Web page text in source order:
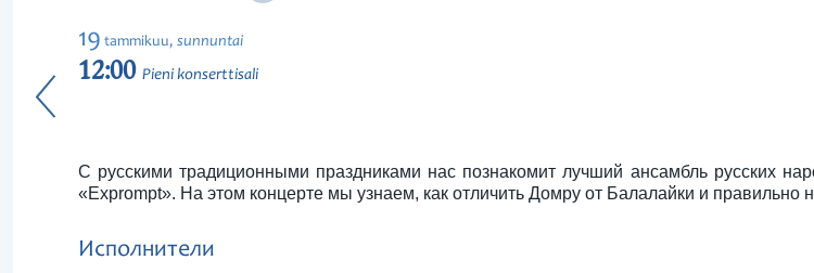
19 tammikuu, sunnuntai
12:00 Pieni konserttisali
С русскими традиционными праздниками нас познакомит лучший ансамбль русских
«Exprompt». На этом концерте мы узнаем, как отличить Домру от Балалайки и правильно
Исполнители